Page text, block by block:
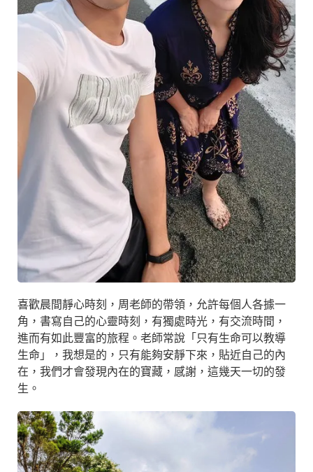
喜歡晨間靜心時刻，周老師的帶領，允許每個人各據一
角，書寫自己的心靈時刻，有獨處時光，有交流時間，
進而有如此豐富的旅程。老師常說「只有生命可以教導
生命」，我想是的，只有能夠安靜下來，貼近自己的內
在，我們才會發現內在的寶藏，感謝，這幾天一切的發
生。